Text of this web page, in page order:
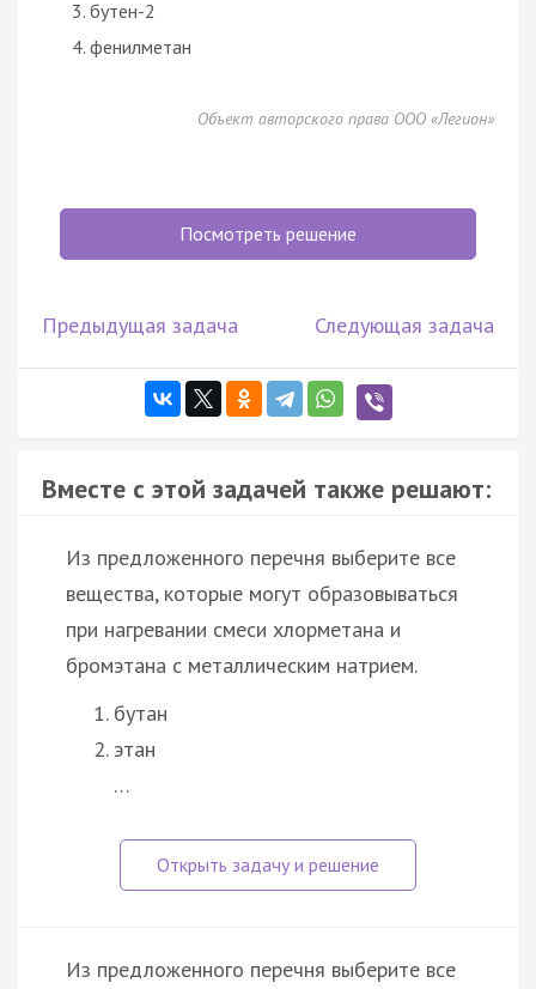
бутен-2
фенилметан
Объект авторского права ООО «Легион»
Посмотреть решение
Предыдущая задача Следующая задача
Вместе с этой задачей также решают:
Из предложенного перечня выберите все
вещества, которые могут образовываться
при нагревании смеси хлорметана и
бромэтана с металлическим натрием.
бутан
этан
…
Из предложенного перечня выберите все